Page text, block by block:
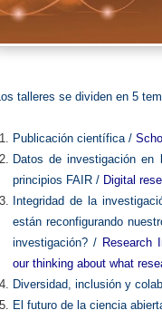
Los talleres se dividen en 5
Publicación científica /
Datos de investigación
principios FAIR / Digital
Integridad de la
están reconfigurando
investigación? / Research
our thinking about what
Diversidad, inclusión y
El futuro de la ciencia